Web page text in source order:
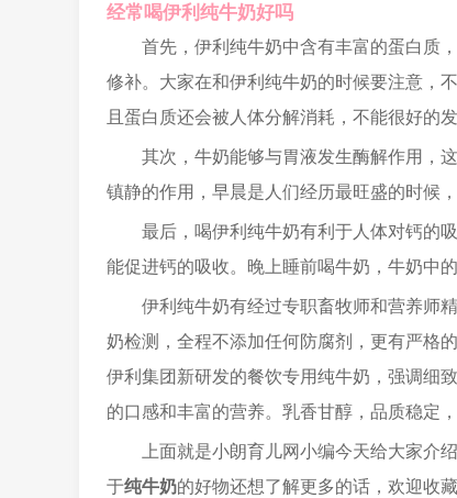
经常喝伊利纯牛奶好吗
首先，伊利纯牛奶中含有丰富的蛋白质
修补。大家在和伊利纯牛奶的时候要注意，
且蛋白质还会被人体分解消耗，不能很好的发
其次，牛奶能够与胃液发生酶解作用，
镇静的作用，早晨是人们经历最旺盛的时候
最后，喝伊利纯牛奶有利于人体对钙的
能促进钙的吸收。晚上睡前喝牛奶，牛奶中
伊利纯牛奶有经过专职畜牧师和营养师
奶检测，全程不添加任何防腐剂，更有严格
伊利集团新研发的餐饮专用纯牛奶，强调细
的口感和丰富的营养。乳香甘醇，品质稳定
上面就是小朗育儿网小编今天给大家介
于纯牛奶的好物还想了解更多的话，欢迎收